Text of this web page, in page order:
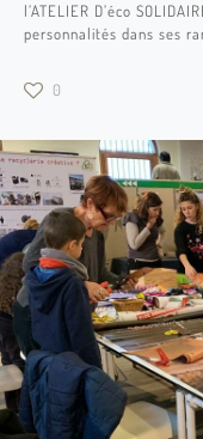
l’ATELIER D’éco
personnalités dans ses
0